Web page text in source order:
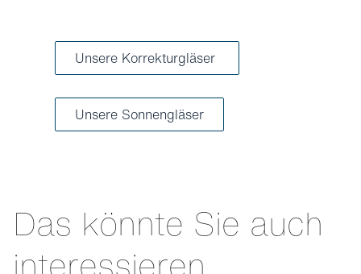
Unsere Korrekturgläser
Unsere Sonnengläser
Das könnte Sie auch